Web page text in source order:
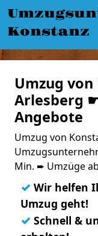
Konstanz
Umzug
Arlesberg
Angebote
Umzug von
Min. ➨ Umzüge
✓ Wir helfen
Umzug geht!
✓ Schnell &